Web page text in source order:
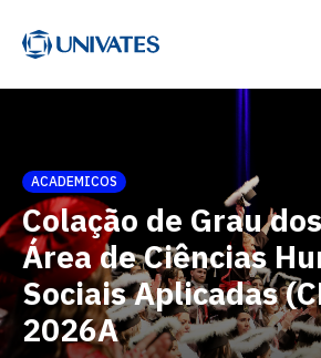
ACADEMICOS
Colação de Grau
Área de Ciências
Sociais Aplicadas
2026A